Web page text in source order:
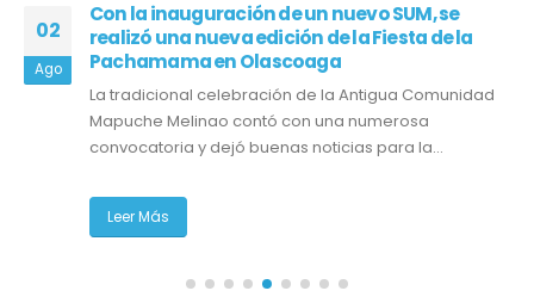
02
Ago
Con la inauguración de un nuevo SUM, se
realizó una nueva edición de la Fiesta de la
Pachamama en Olascoaga
La tradicional celebración de la Antigua Comunidad
Mapuche Melinao contó con una numerosa
convocatoria y dejó buenas noticias para la...
Leer Más